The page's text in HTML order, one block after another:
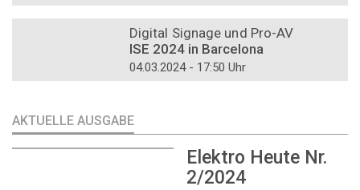
Digital Signage und Pro-AV
ISE 2024 in Barcelona
04.03.2024 - 17:50 Uhr
AKTUELLE AUSGABE
Elektro Heute Nr.
2/2024